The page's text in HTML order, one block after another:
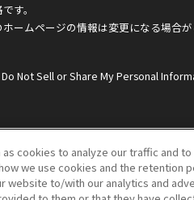
す。
ームページの情報は変更になる場合が
Do Not Sell or Share My Personal
cookies to analyze our traffic and
we use cookies and the retention
website to/with our analytics and